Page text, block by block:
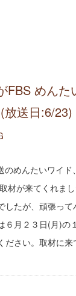
FBS めんた
送日:6/23)
のめんたいワイド
材が来てくれま
したが、頑張っ
６月２３日(月)の
ださい。取材に